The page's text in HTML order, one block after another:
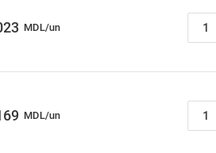
MDL/un
MDL/un